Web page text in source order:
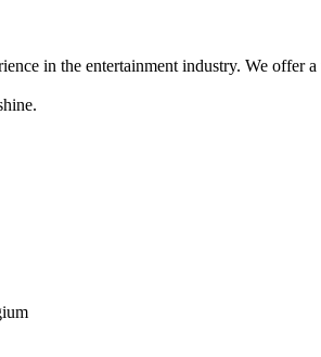
in the entertainment industry. We offer